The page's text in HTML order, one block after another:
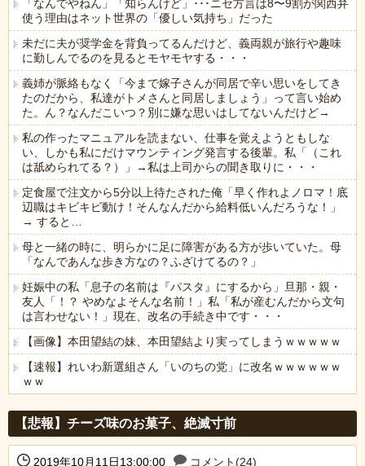
「なんでやねん」「知らんけど」･･･ニセ方言は8〜9割が関西弁
使う理由はネット世界の「優しい気持ち」だった
未だに夫が奨学金を背負ってるんだけど、義両親が旅行や趣味
に勤しんでるのを見るとモヤモヤする・・・
義姉が脈絡もなく「今まで嫁子さんが同居で辛い思いをしてき
たのだから、私達がトメさんと同居しましょう」って言い始め
た。ん？なんだこいつ？別に嫌な思いはしてないんだけど→
私の作ったマニュアルを読まない、仕事を覚えようともしな
い、しかも私にだけマウンティング発言する後輩。私「（これ
は舐められてる？）」→私は上司からの聞き取りに・・・
定食屋で注文から5分以上待たされた俺「早く作れよノロマ！底
辺職はキビキビ動け！そんなんだから給料低いんだろうな！」
→ すると…
母と一緒の時に、明らかに足に障害がある方が歩いていた。母
「なんであんな歩き方なの？ふざけてるの？」
妊娠中の私「息子の名前は『パスタ』にするから」旦那・親・
友人「！？ やめなよそんな名前！」私「私が産むんだから文句
は言わせない！」現在、改名の手続き中です・・・
【画像】本田望結の妹、本田望結より実ってしまうｗｗｗｗｗ
【速報】れいわ新選組さん「いのちの党」に改名ｗｗｗｗｗｗ
ｗｗ
【悲報】チーズ味のお菓子、絶滅寸前
2019年10月11日13:00:00
コメント(24)